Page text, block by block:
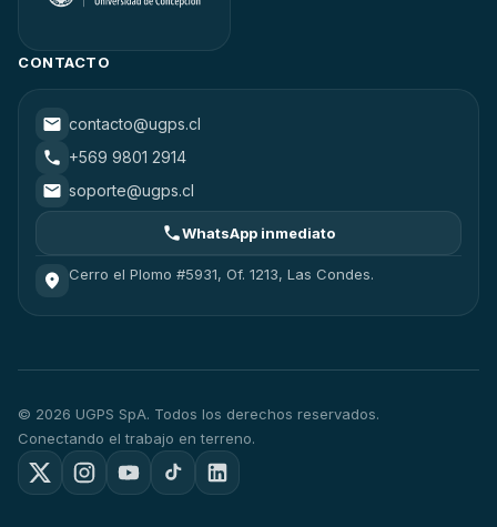
CONTACTO
contacto@ugps.cl
+569 9801 2914
soporte@ugps.cl
WhatsApp inmediato
Cerro el Plomo #5931, Of. 1213, Las Condes.
© 2026 UGPS SpA. Todos los derechos reservados.
Conectando el trabajo en terreno.